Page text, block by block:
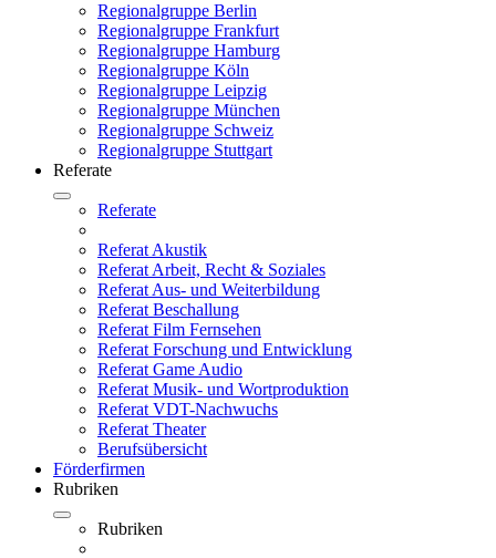
Regionalgruppe Berlin
Regionalgruppe Frankfurt
Regionalgruppe Hamburg
Regionalgruppe Köln
Regionalgruppe Leipzig
Regionalgruppe München
Regionalgruppe Schweiz
Regionalgruppe Stuttgart
Referate
Referate
Referat Akustik
Referat Arbeit, Recht & Soziales
Referat Aus- und Weiterbildung
Referat Beschallung
Referat Film Fernsehen
Referat Forschung und Entwicklung
Referat Game Audio
Referat Musik- und Wortproduktion
Referat VDT-Nachwuchs
Referat Theater
Berufsübersicht
Förderfirmen
Rubriken
Rubriken